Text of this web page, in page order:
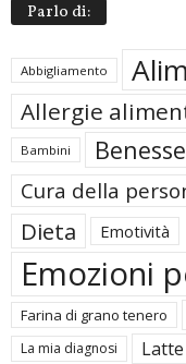
Parlo di:
Abbigliamento
Allergie
Bambini
Cura della
Dieta Emotività
Emozioni
Farina di grano tenero
La mia diagnosi Latte